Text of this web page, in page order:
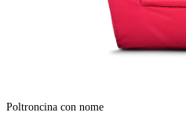
Poltroncina con nome